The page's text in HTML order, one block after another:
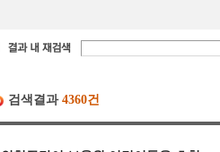
검색결과 4360건